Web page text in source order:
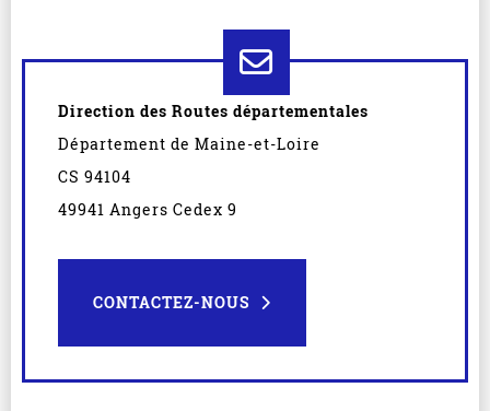
Direction des Routes départementales
Département de Maine-et-Loire
CS 94104
49941 Angers Cedex 9
CONTACTEZ-NOUS